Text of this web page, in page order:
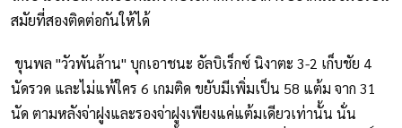
สมัยที่สองติดต่อกันให้ได้
ขุนพล "วัวพันล้าน" บุกเอาชนะ อัลบิเร็กซ์ นิงาตะ 3-2 เก็บชัย 4
นัดรวด และไม่แพ้ใคร 6 เกมติด ขยับมีเพิ่มเป็น 58 แต้ม จาก 31
นัด ตามหลังจ่าฝูงและรองจ่าฝูงเพียงแค่แต้มเดียวเท่านั้น นั่น